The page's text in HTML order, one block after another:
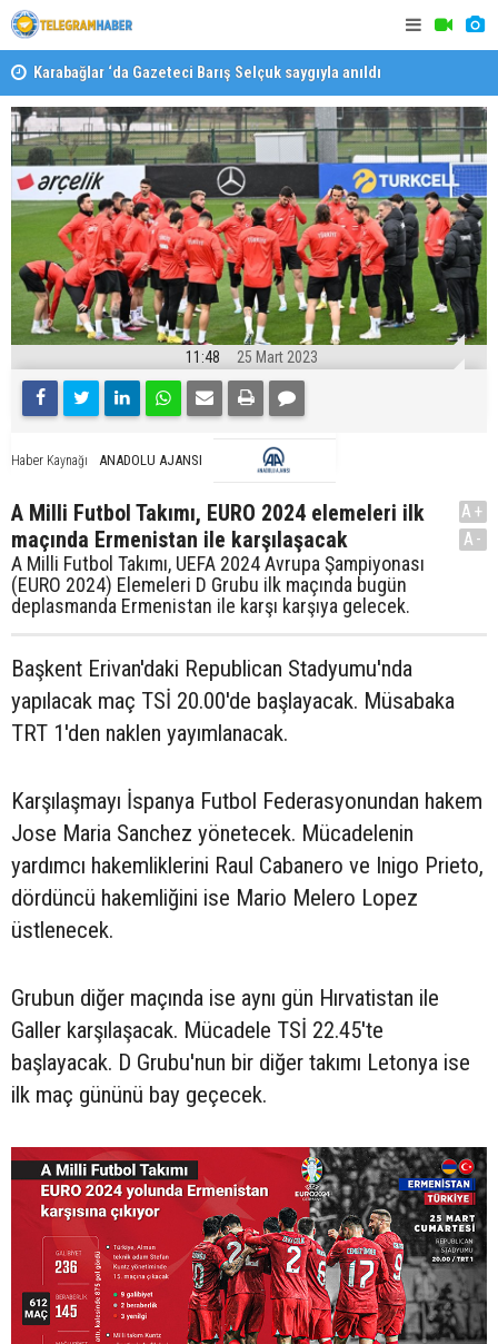
Karabağlar ‘da Gazeteci Barış Selçuk saygıyla anıldı
11:48 25 Mart 2023
Haber Kaynağı ANADOLU AJANSI
A Milli Futbol Takımı, EURO 2024 elemeleri ilk
maçında Ermenistan ile karşılaşacak
A Milli Futbol Takımı, UEFA 2024 Avrupa Şampiyonası
(EURO 2024) Elemeleri D Grubu ilk maçında bugün
deplasmanda Ermenistan ile karşı karşıya gelecek.
A+
A-
Başkent Erivan'daki Republican Stadyumu'nda
yapılacak maç TSİ 20.00'de başlayacak. Müsabaka
TRT 1'den naklen yayımlanacak.
Karşılaşmayı İspanya Futbol Federasyonundan hakem
Jose Maria Sanchez yönetecek. Mücadelenin
yardımcı hakemliklerini Raul Cabanero ve Inigo Prieto,
dördüncü hakemliğini ise Mario Melero Lopez
üstlenecek.
Grubun diğer maçında ise aynı gün Hırvatistan ile
Galler karşılaşacak. Mücadele TSİ 22.45'te
başlayacak. D Grubu'nun bir diğer takımı Letonya ise
ilk maç gününü bay geçecek.